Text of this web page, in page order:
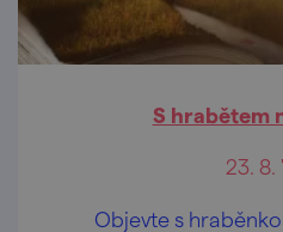
S hrabětem
23. 8.
Objevte s